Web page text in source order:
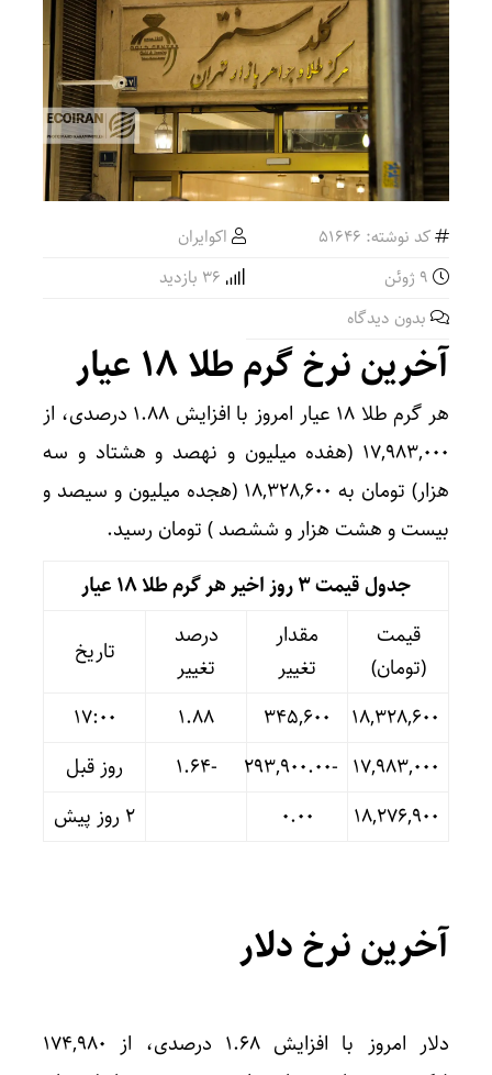
کد نوشته: 51646
اکوایران
بدون دیدگاه
آخرین نرخ گرم طلا ۱۸ عیار
هر گرم طلا ۱۸ عیار امروز با افزایش ۱.۸۸ درصدی، از
۱۷,۹۸۳,۰۰۰ (هفده میلیون و نهصد و هشتاد و سه
هزار) تومان به ۱۸,۳۲۸,۶۰۰ (هجده میلیون و سیصد و
بیست و هشت هزار و ششصد ) تومان رسید.
جدول قیمت 3 روز اخیر هر گرم طلا ۱۸ عیار
قیمت
(تومان)
مقدار
تغییر
درصد
تغییر
تاریخ
۱۸,۳۲۸,۶۰۰
۳۴۵,۶۰۰ ۱.۸۸
17:00
۱۷,۹۸۳,۰۰۰ -۲۹۳,۹۰۰.۰۰ -۱.۶۴
روز قبل
۱۸,۲۷۶,۹۰۰
۰.۰۰ ۲ روز پیش
آخرین نرخ دلار
دلار امروز با افزایش ۱.۶۸ درصدی، از ۱۷۴,۹۸۰